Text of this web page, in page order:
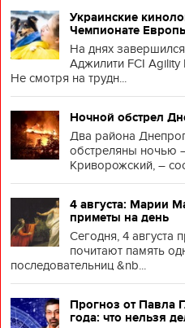
Украинские
Чемпионате
На днях
Аджилити FCI
Не смотря на трудн...
Ночной обстрел
Два района
обстреляны ночью
Криворожский, –
4 августа: Марии
приметы на день
Сегодня, 4 августа
почитают память
последовательниц &nb...
Прогноз от Павла
года: что нельзя